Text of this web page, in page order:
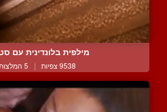
מילפית בלונדינית עם
9538 צפיות | 5 המלצות